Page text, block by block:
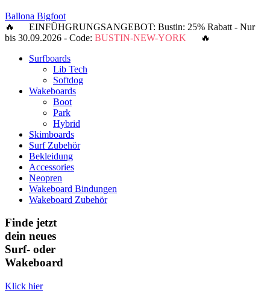
Ballona Bigfoot
🔥 EINFÜHGRUNGSANGEBOT: Bustin: 25% Rabatt - Nur
bis 30.09.2026 - Code: BUSTIN-NEW-YORK 🔥
Surfboards
Lib Tech
Softdog
Wakeboards
Boot
Park
Hybrid
Skimboards
Surf Zubehör
Bekleidung
Accessories
Neopren
Wakeboard Bindungen
Wakeboard Zubehör
Finde jetzt
dein neues
Surf- oder
Wakeboard
Klick hier